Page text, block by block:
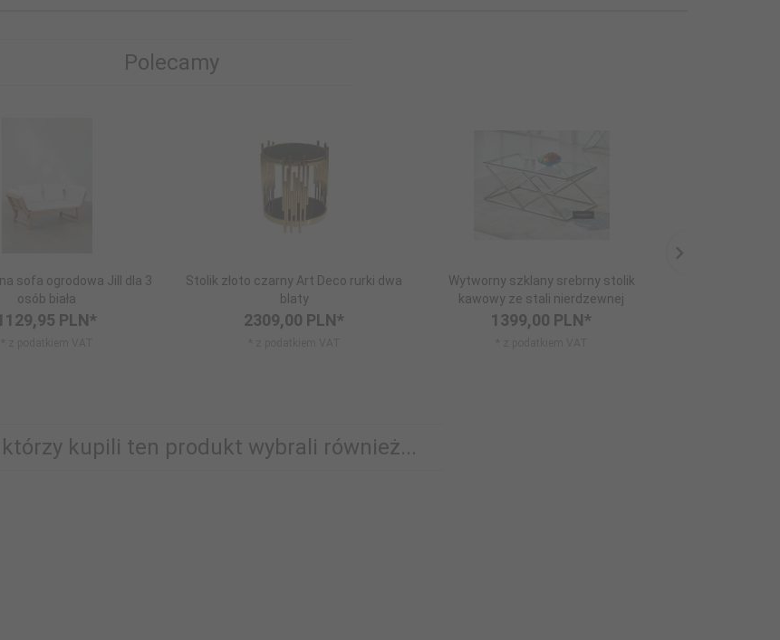
Polecamy
sofa ogrodowa Jill dla 3
osób biała
95 PLN*
Stolik złoto czarny Art Deco rurki dwa
blaty
2309,00 PLN*
Wytworny szklany srebrny stolik
kawowy ze stali nierdzewnej
1399,00 PLN*
kupili ten produkt wybrali również...